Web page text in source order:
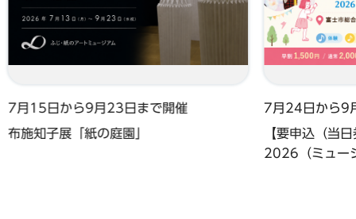
7月15日から9月23日まで開催
布施知子展「紙の庭園」
7月24日から9
【要申込（当
2026（ミュー